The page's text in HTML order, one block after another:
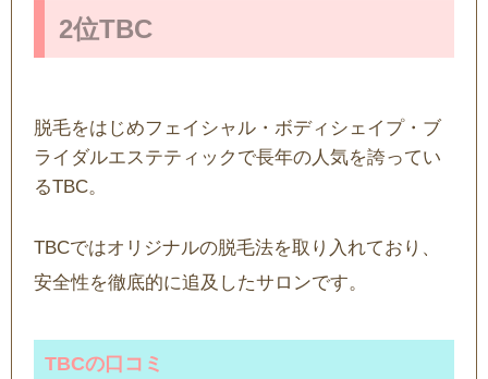
2位TBC
脱毛をはじめフェイシャル・ボディシェイプ・ブ
ライダルエステティックで長年の人気を誇ってい
るTBC。
TBCではオリジナルの脱毛法を取り入れており、
安全性を徹底的に追及したサロンです。
TBCの口コミ